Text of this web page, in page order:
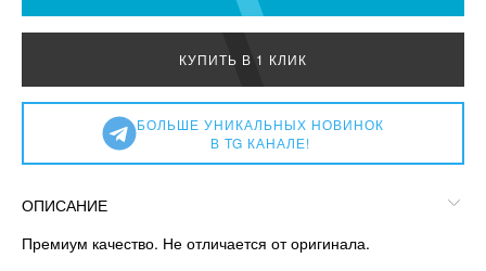
КУПИТЬ В 1 КЛИК
БОЛЬШЕ УНИКАЛЬНЫХ НОВИНОК
В TG КАНАЛЕ!
ОПИСАНИЕ
Премиум качество. Не отличается от оригинала.